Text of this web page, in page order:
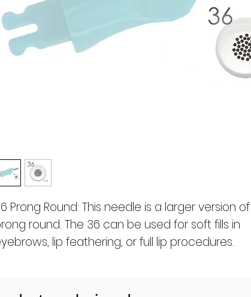
Prong Round: This needle is a larger version
round. The 36 can be used for soft fills in
lip feathering, or full lip procedures.